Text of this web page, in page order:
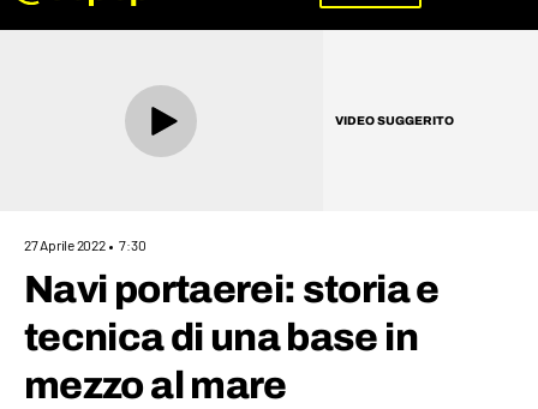
VIDEO SUGGERITO
27 Aprile 2022 7:30
Navi portaerei: storia e
tecnica di una base in
mezzo al mare